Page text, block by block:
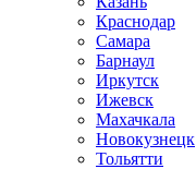
Краснодар
Самара
Барнаул
Иркутск
Ижевск
Махачкала
Новокузнецк
Тольятти